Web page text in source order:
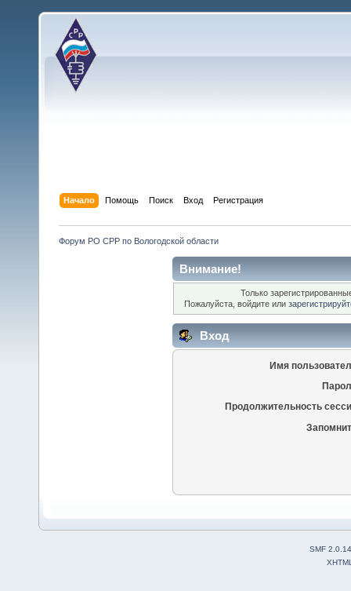
Начало Помощь Поиск Вход Регистрация
Форум РО СРР по Вологодской области
Внимание!
Только
Пожалуйста, войдите или
Вход
Имя
Продолжительность
SMF 2.0.14